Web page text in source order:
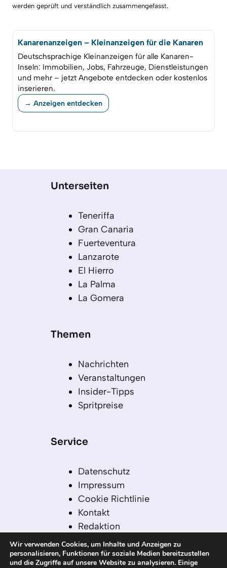
werden geprüft und verständlich zusammengefasst.
Kanarenanzeigen – Kleinanzeigen für die Kanaren
Deutschsprachige Kleinanzeigen für alle Kanaren-
Inseln: Immobilien, Jobs, Fahrzeuge, Dienstleistungen
und mehr – jetzt Angebote entdecken oder kostenlos
inserieren.
→ Anzeigen entdecken
Unterseiten
Teneriffa
Gran Canaria
Fuerteventura
Lanzarote
El Hierro
La Palma
La Gomera
Themen
Nachrichten
Veranstaltungen
Insider-Tipps
Spritpreise
Service
Datenschutz
Impressum
Cookie Richtlinie
Kontakt
Redaktion
Redaktionelle Leitlinien
Sitemap
Wir verwenden Cookies, um Inhalte und Anzeigen zu
personalisieren, Funktionen für soziale Medien bereitzustellen
und die Zugriffe auf unsere Website zu analysieren. Einige